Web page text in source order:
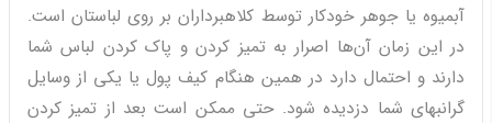
آبمیوه یا جوهر خودکار توسط کلاهبرداران بر روی لباستان است.
در این زمان آن‌ها اصرار به تمیز کردن و پاک کردن لباس شما
دارند و احتمال دارد در همین هنگام کیف پول یا یکی از وسایل
گرانبهای شما دزدیده شود. حتی ممکن است بعد از تمیز کردن